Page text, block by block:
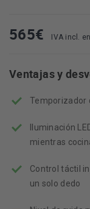
565€ IVA incl.
Ventajas y
Temporizador
Iluminación
mientras
Control táctil
un solo dedo